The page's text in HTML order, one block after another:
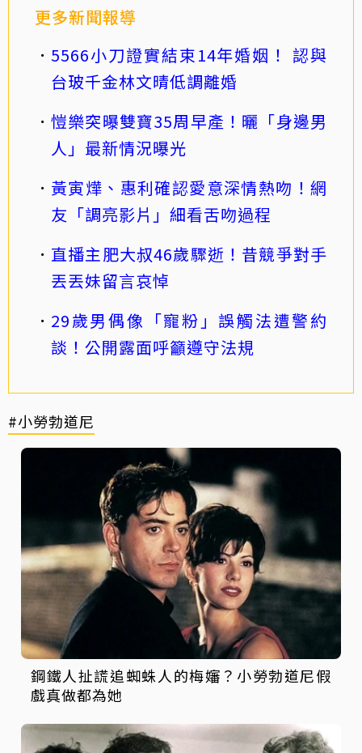
更多新聞報導
5566小刀證實結束14年婚姻！ 認與
台玻千金林文晴低調離婚
愷樂突曝雙寶35周早產！曬「身邊男
人」最新情況曝光
黃寅燁、惠利確認愛意深情熱吻！網
友「調亮影片」細看舌吻過程
直播主肥大叔46歲驟逝！昔競爭對手
丟丟妹留言哀悼
29歲男偶像「寵粉」誤觸法遭警約
談！公開露面呼籲遵守法規
#小勞勃道尼
鋼鐵人扯謊追蜘蛛人的梅嬸？小勞勃道尼假
戲真做都為她